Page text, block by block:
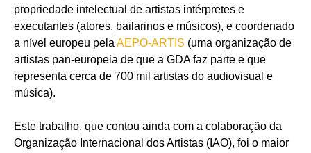
propriedade intelectual de artistas intérpretes e
executantes (atores, bailarinos e músicos), e coordenado
a nível europeu pela AEPO-ARTIS (uma organização de
artistas pan-europeia de que a GDA faz parte e que
representa cerca de 700 mil artistas do audiovisual e
música).
Este trabalho, que contou ainda com a colaboração da
Organização Internacional dos Artistas (IAO), foi o maior